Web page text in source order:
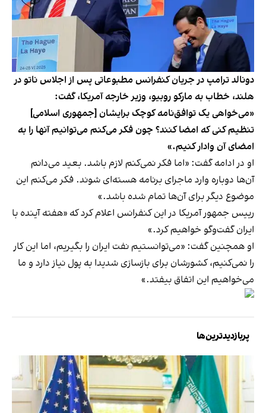
دونالد ترامپ در جریان کنفرانس مطبوعاتی پس از اجلاس ناتو در
هلند، خطاب به مارکو روبیو، وزیر خارجه آمریکا، گفت:
«می‌خواهی یک توافق‌نامه کوچک برایشان [جمهوری اسلامی]
تنظیم کنی که امضا کنند؟ چون فکر می‌کنم می‌توانیم آنها را به
امضای آن وادار کنیم.»
او در ادامه گفت: «اما فکر نمی‌کنم لازم باشد. بعید می‌دانم
آن‌ها دوباره وارد ماجرای برنامه هسته‌ای شوند. فکر می‌کنم این
موضوع دیگر برای آن‌ها تمام شده باشد.»
رییس جمهور آمریکا در این کنفرانس اعلام کرد که «هفته آینده با
ایران گفت‌وگو خواهیم کرد.»
او همچنین گفت: «می‌توانستیم نفت ایران را بگیریم، اما این کار
را نمی‌کنیم، کشورشان برای بازسازی شدیدا به پول نیاز دارد و ما
می‌خواهیم این اتفاق بیفتد.»
پربازدیدترین‌ها